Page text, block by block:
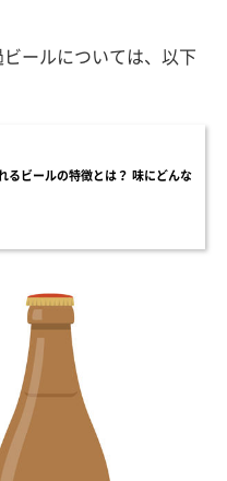
ールについては、以下
るビールの特徴とは？ 味にどんな